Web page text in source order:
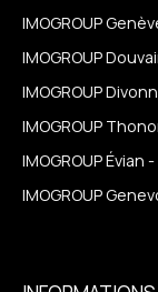
IMOGROUP
IMOGROUP
IMOGROUP
IMOGROUP
IMOGROUP Évian
IMOGROUP